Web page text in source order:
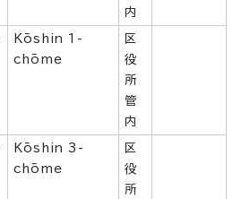
内
Kōshin 1-
chōme
区
役
所
管
内
Kōshin 3-
chōme
区
役
所